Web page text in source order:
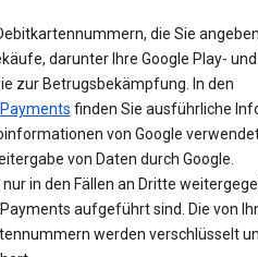
die Sie
darunter Ihre Google Play-
zur Betrugsbekämpfung. In den
finden Sie ausführliche
von Google
von Daten durch Google.
in den Fällen an Dritte
aufgeführt sind. Die von
werden verschlüsselt